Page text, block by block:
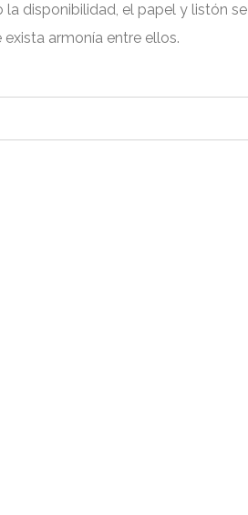
la disponibilidad, el papel y listón se
armonía entre ellos.